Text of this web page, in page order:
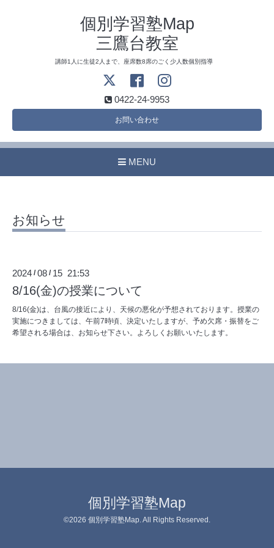
個別学習塾Map
三鷹台教室
講師1人に生徒2人まで、座席数8席のごく少人数個別指導
0422-24-9953
お問い合わせ
MENU
お知らせ
2024 /08 / 15 21:53
8/16(金)の授業について
8/16(金)は、台風の接近により、天候の悪化が予想されております。授業の
実施につきましては、午前7時頃、決定いたしますが、予め欠席・振替をご
希望される場合は、お知らせ下さい。よろしくお願いいたします。
個別学習塾Map
©2026 個別学習塾Map . All Rights Reserved.